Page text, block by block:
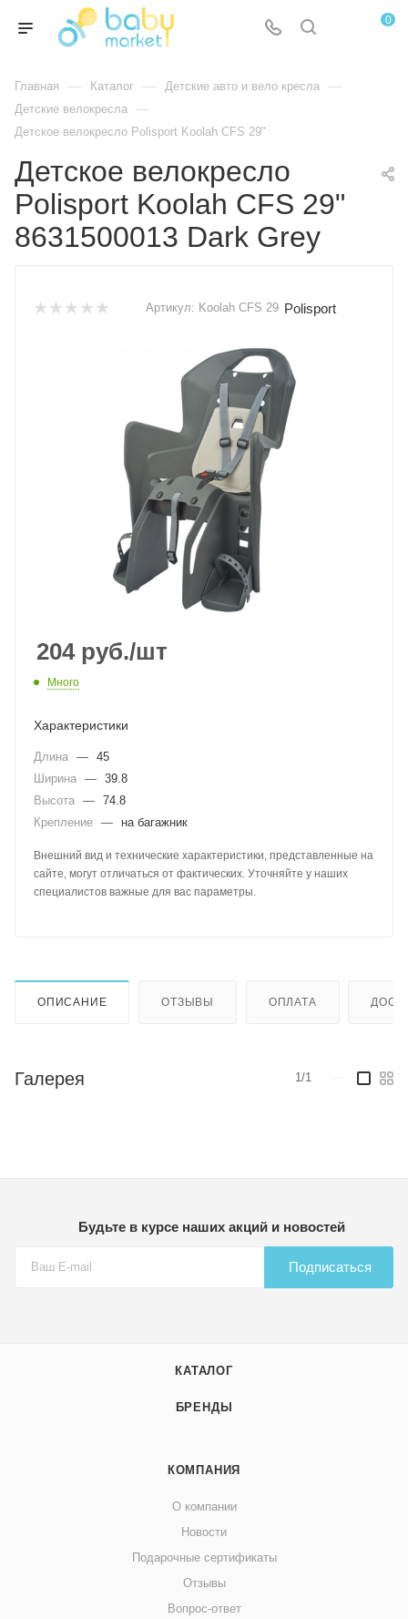
0
Главная — Каталог — Детские авто и вело кресла —
Детские велокресла —
Детское велокресло Polisport Koolah CFS 29"
Детское велокресло
Polisport Koolah CFS 29"
8631500013 Dark Grey
Артикул: Koolah CFS 29 Polisport
204руб./шт
Много
Характеристики
Длина — 45
Ширина — 39.8
Высота — 74.8
Крепление — на багажник
Внешний вид и технические характеристики, представленные на
сайте, могут отличаться от фактических. Уточняйте у наших
специалистов важные для вас параметры.
ОПИСАНИЕ ОТЗЫВЫ ОПЛАТА
Галерея 1/1
Будьте в курсе наших акций и новостей
Подписаться
КАТАЛОГ
БРЕНДЫ
КОМПАНИЯ
О компании
Новости
Подарочные сертификаты
Отзывы
Вопрос-ответ